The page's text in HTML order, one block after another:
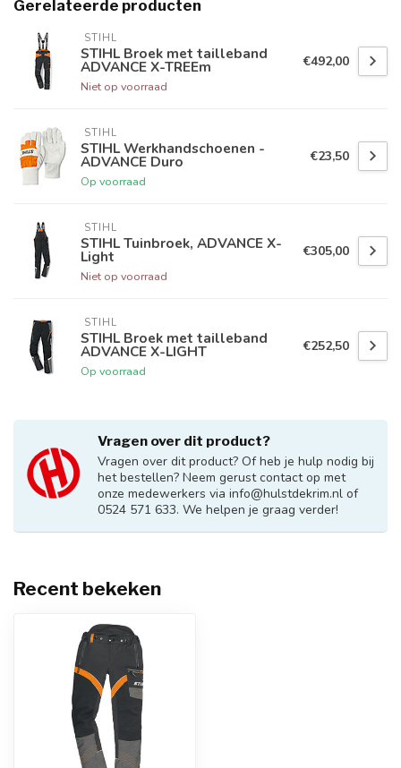
Gerelateerde producten
STIHL
STIHL Broek met tailleband
ADVANCE X-TREEm
Niet op voorraad
€492,00
STIHL
STIHL Werkhandschoenen -
ADVANCE Duro
Op voorraad
€23,50
STIHL
STIHL Tuinbroek, ADVANCE X-
Light
Niet op voorraad
€305,00
STIHL
STIHL Broek met tailleband
ADVANCE X-LIGHT
Op voorraad
€252,50
Vragen over dit product?
Vragen over dit product? Of heb je hulp nodig bij
het bestellen? Neem gerust contact op met
onze medewerkers via info@hulstdekrim.nl of
0524 571 633. We helpen je graag verder!
Recent bekeken